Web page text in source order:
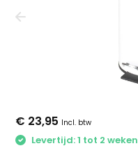
€ 23,95 Incl. btw
Levertijd: 1 tot 2 weken